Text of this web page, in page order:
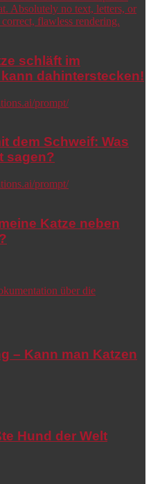
schläft im
dahinterstecken!
dem Schweif: Was
sagen?
Katze neben
– Kann man Katzen
Hund der Welt